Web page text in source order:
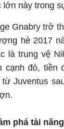
lớn này trong
Gnabry trở
hè 2017
là trung vệ
cạnh đó, tiền
Juventus
phá tài